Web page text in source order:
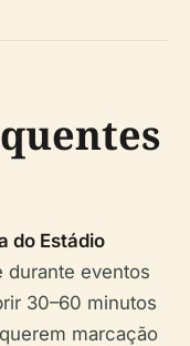
do Estádio
durante eventos
30–60 minutos
marcação